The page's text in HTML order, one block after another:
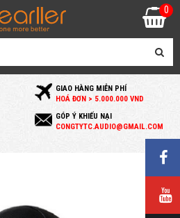
GIAO HÀNG MIỄN PHÍ
HOÁ ĐƠN > 5.000.000 VND
GÓP Ý KHIẾU NẠI
CONGTYTC.AUDIO@GMAIL.COM
0